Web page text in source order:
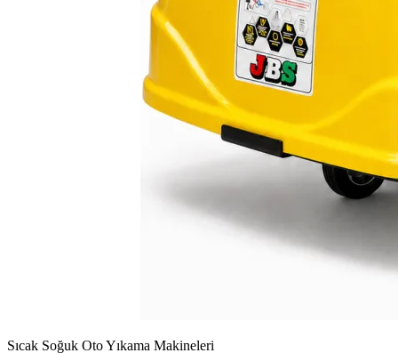
Sıcak Soğuk Oto Yıkama Makineleri